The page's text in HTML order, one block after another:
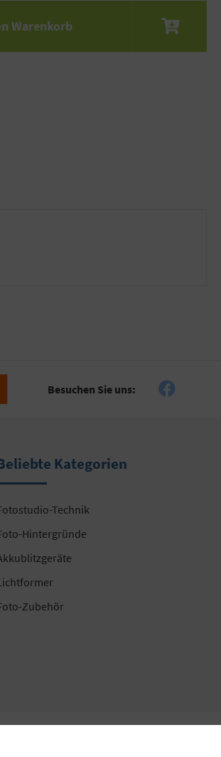
Wert ein oder benutze
Warenkorb
Besuchen Sie uns:
Kategorien
Technik
Hintergründe
Zubehör